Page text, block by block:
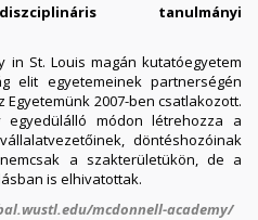
tanulmányi
in St. Louis magán kutatóegyetem
elit egyetemeinek partnerségén
2007-ben csatlakozott.
egyedülálló módon létrehozza a
döntéshozóinak
a szakterületükön, de a
is elhivatottak.
mcdonnell-academy/